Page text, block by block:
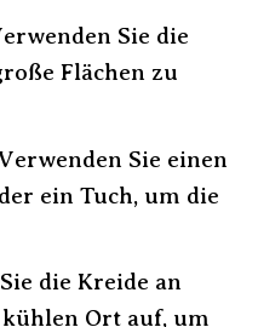
Sie die
Flächen zu
Sie einen
ein Tuch, um die
die Kreide an
Ort auf, um